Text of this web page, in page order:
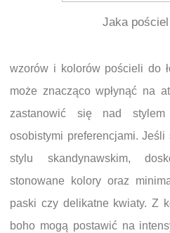
Jaka pościel
wzorów i kolorów pościeli do
może znacząco wpłynąć na
zastanowić się nad
osobistymi preferencjami.
stylu skandynawskim,
stonowane kolory oraz
paski czy delikatne kwiaty. Z
boho mogą postawić na